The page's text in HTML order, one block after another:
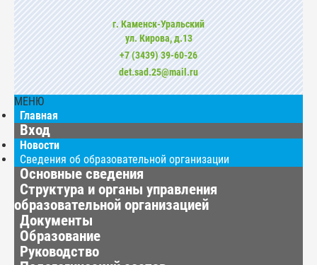
г. Каменск-Уральский
ул. Кирова, д.13
+7 (3439) 39-60-26
det.sad.25@mail.ru
МЕНЮ
Главная
Вход
Новости
Сведения об образовательной организации
Основные сведения
Структура и органы управления
образовательной организацией
Документы
Образование
Руководство